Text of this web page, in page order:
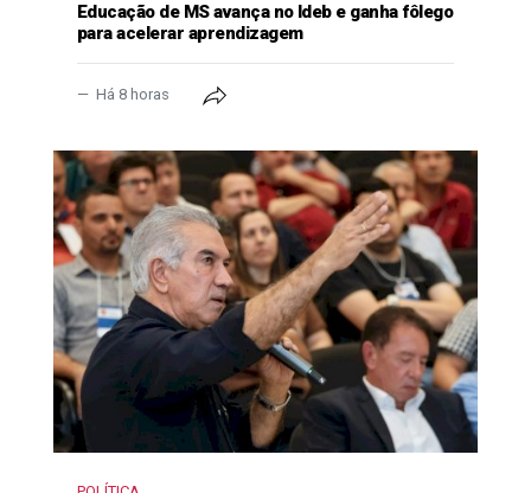
Educação de MS avança no Ideb e ganha fôlego
para acelerar aprendizagem
Há 8 horas